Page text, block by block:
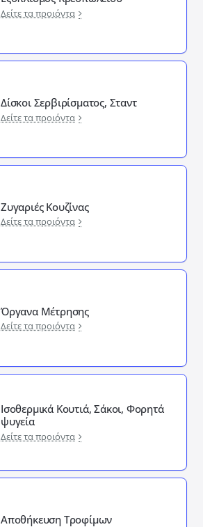
Δείτε τα προιόντα
Δίσκοι Σερβιρίσματος, Σταντ
Δείτε τα προιόντα
Ζυγαριές Κουζίνας
Δείτε τα προιόντα
Όργανα Μέτρησης
Δείτε τα προιόντα
Ισοθερμικά Κουτιά, Σάκοι, Φορητά
ψυγεία
Δείτε τα προιόντα
Αποθήκευση Τροφίμων